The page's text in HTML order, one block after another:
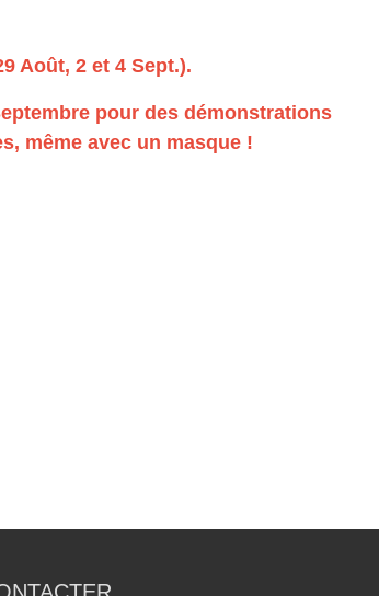
Août, 2 et 4 Sept.).
pour des démonstrations
même avec un masque !